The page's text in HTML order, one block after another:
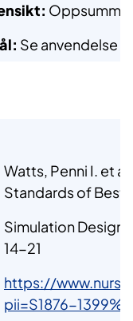
Se anvendelse
Watts, Penni I. et
Standards of Best
Simulation Design
14-21
https://
pii=S1876-